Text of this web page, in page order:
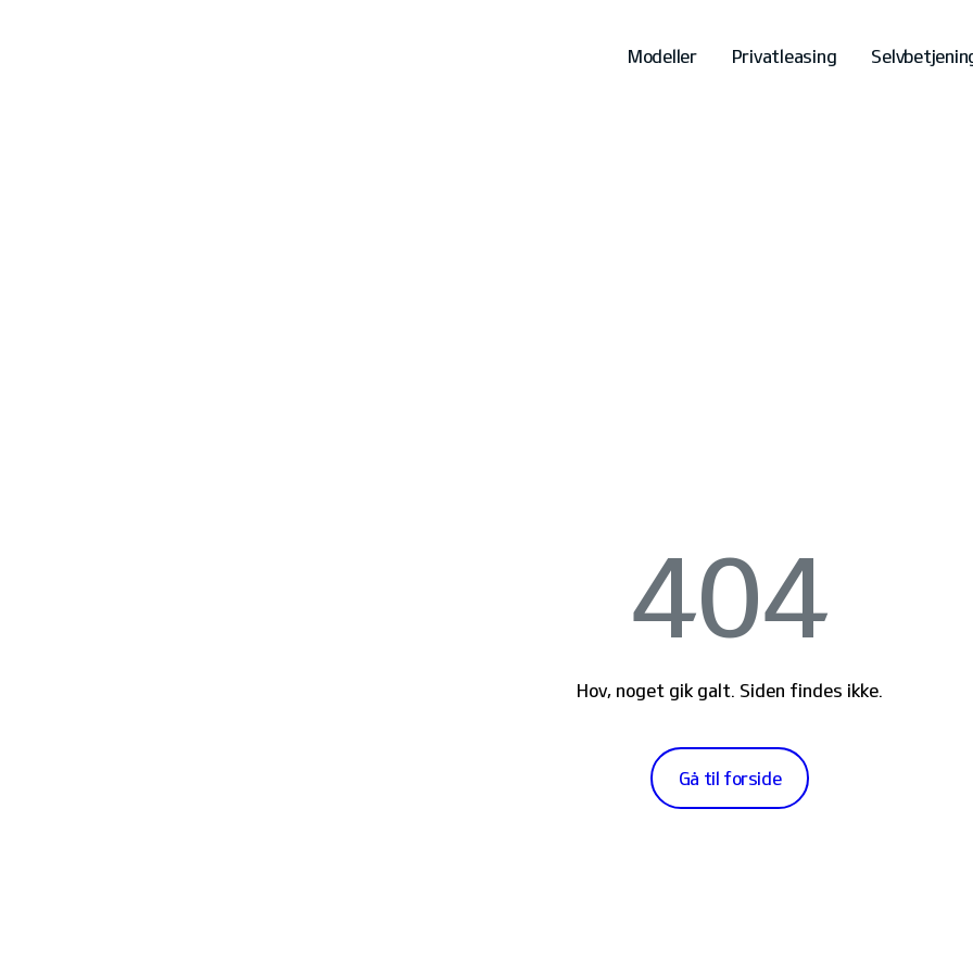
Modeller Privatleasing
404
Hov, noget gik galt. Siden findes ikke.
Gå til forside